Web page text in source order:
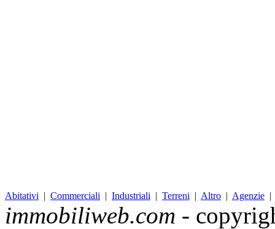
Abitativi | Commerciali | Industriali | Terreni | Altro | Agenzie
immobiliweb.com -